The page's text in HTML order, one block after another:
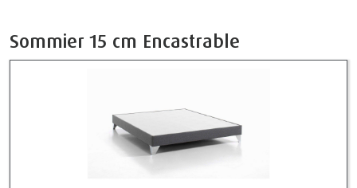
Sommier 15 cm Encastrable